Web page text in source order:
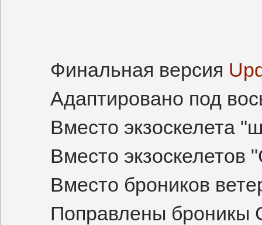
Финальная версия
Адаптировано под
Вместо экзоскелета
Вместо
Вместо броников
Поправлены броникы